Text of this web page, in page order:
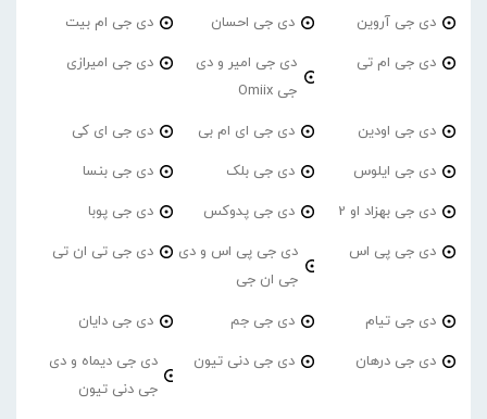
دی جی آروین دی جی احسان دی جی ام بیت
دی جی ام تی
دی جی امیر و دی
جی Omiix
دی جی امیرازی
دی جی اودین دی جی ای ام بی دی جی ای کی
دی جی ایلوس دی جی بلک دی جی بنسا
دی جی بهزاد او 2 دی جی پدوکس دی جی پوبا
دی جی پی اس
دی جی پی اس و دی
جی ان جی
دی جی تی ان تی
دی جی تیام دی جی جم دی جی دایان
دی جی درهان دی جی دنی تیون
دی جی دیماه و دی
جی دنی تیون